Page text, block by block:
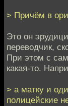
> Причём в
Это он
переводчик,
При этом с
какая-то.
> а матку и
полицейские